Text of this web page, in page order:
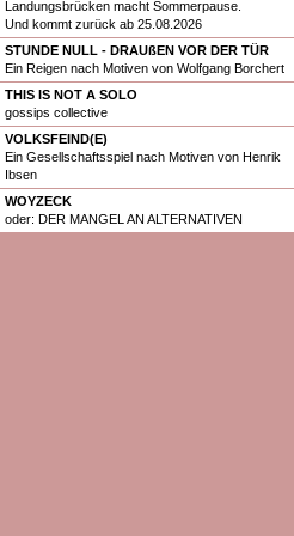
Landungsbrücken macht Sommerpause.
Und kommt zurück ab 25.08.2026
STUNDE NULL - DRAUßEN VOR DER TÜR
Ein Reigen nach Motiven von Wolfgang Borchert
THIS IS NOT A SOLO
gossips collective
VOLKSFEIND(E)
Ein Gesellschaftsspiel nach Motiven von Henrik
Ibsen
WOYZECK
oder: DER MANGEL AN ALTERNATIVEN